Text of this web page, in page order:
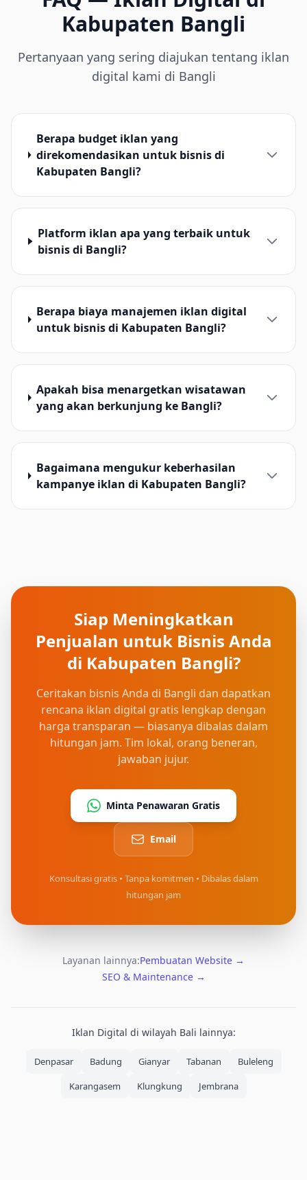
Kabupaten Bangli
Pertanyaan yang sering diajukan tentang iklan
digital kami di Bangli
Berapa budget iklan yang
direkomendasikan untuk bisnis di
Kabupaten Bangli?
Platform iklan apa yang terbaik untuk
bisnis di Bangli?
Berapa biaya manajemen iklan digital
untuk bisnis di Kabupaten Bangli?
Apakah bisa menargetkan wisatawan
yang akan berkunjung ke Bangli?
Bagaimana mengukur keberhasilan
kampanye iklan di Kabupaten Bangli?
Siap Meningkatkan
Penjualan untuk Bisnis Anda
di Kabupaten Bangli?
Ceritakan bisnis Anda di Bangli dan dapatkan
rencana iklan digital gratis lengkap dengan
harga transparan — biasanya dibalas dalam
hitungan jam. Tim lokal, orang beneran,
jawaban jujur.
Minta Penawaran Gratis
Email
Konsultasi gratis • Tanpa komitmen • Dibalas dalam
hitungan jam
Layanan lainnya:Pembuatan Website →
SEO & Maintenance→
Iklan Digital di wilayah Bali lainnya:
Denpasar Badung Gianyar Tabanan
Buleleng
Karangasem
Klungkung Jembrana